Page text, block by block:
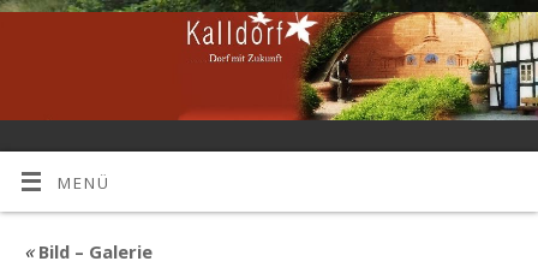
MENÜ
«Bild – Galerie